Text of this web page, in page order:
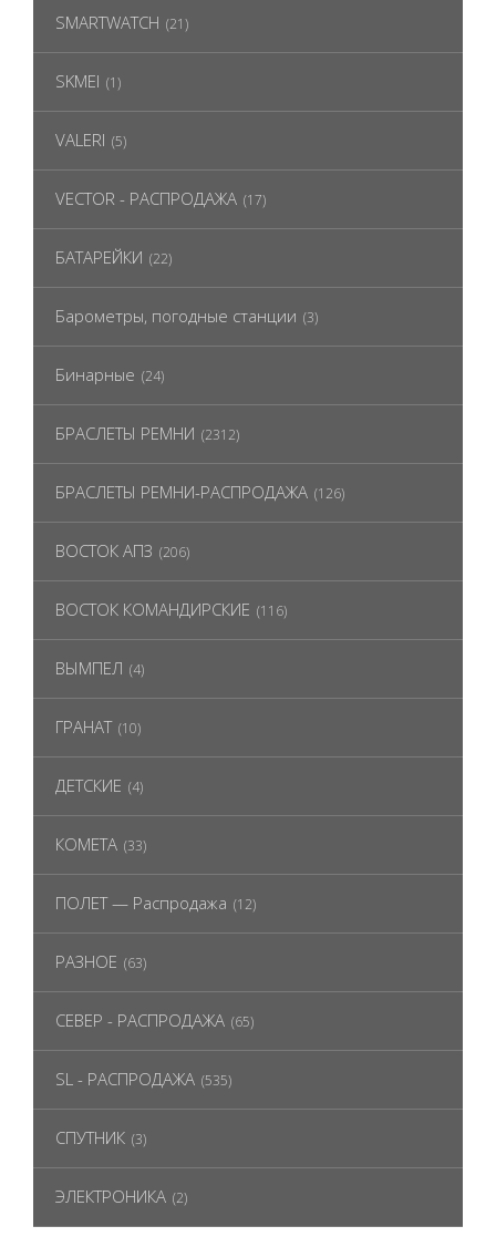
SMARTWATCH (21)
SKMEI (1)
VALERI (5)
VECTOR - РАСПРОДАЖА (17)
БАТАРЕЙКИ (22)
Барометры, погодные станции (3)
Бинарные (24)
БРАСЛЕТЫ РЕМНИ (2312)
БРАСЛЕТЫ РЕМНИ-РАСПРОДАЖА (126)
ВОСТОК АПЗ (206)
ВОСТОК КОМАНДИРСКИЕ (116)
ВЫМПЕЛ (4)
ГРАНАТ (10)
ДЕТСКИЕ (4)
КОМЕТА (33)
ПОЛЕТ — Распродажа (12)
РАЗНОЕ (63)
СЕВЕР - РАСПРОДАЖА (65)
SL - РАСПРОДАЖА (535)
СПУТНИК (3)
ЭЛЕКТРОНИКА (2)